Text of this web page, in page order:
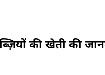
की खेती की